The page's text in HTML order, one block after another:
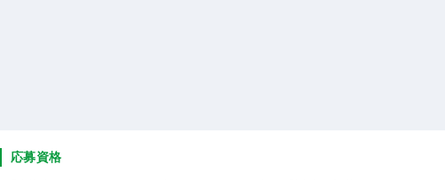
応募資格